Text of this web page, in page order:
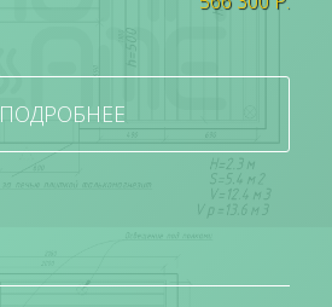
ПОДРОБНЕЕ